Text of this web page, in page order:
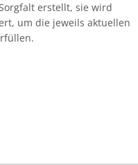
erstellt, sie wird
um die jeweils aktuellen